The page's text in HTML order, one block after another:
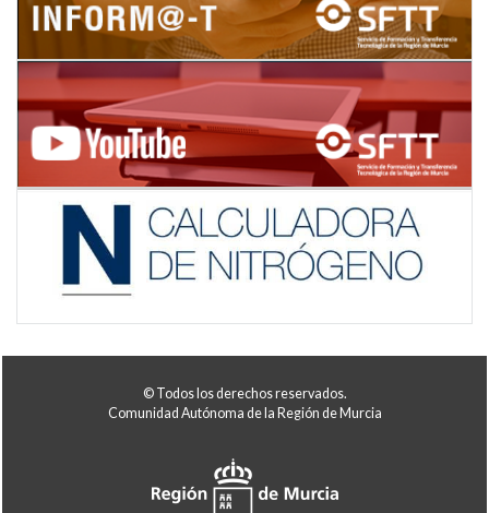
© Todos los derechos reservados.
Comunidad Autónoma de la Región de Murcia